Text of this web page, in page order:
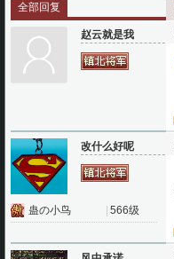
全部回复
赵云就是我
改什么好呢
蛊の小鸟 566级